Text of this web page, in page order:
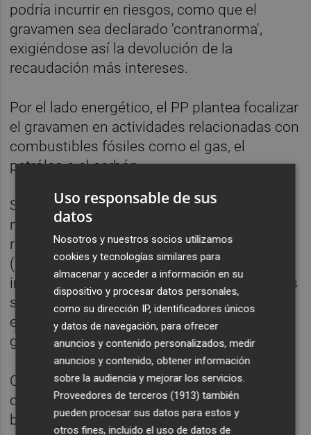
podría incurrir en riesgos, como que el
gravamen sea declarado 'contranorma',
exigiéndose así la devolución de la
recaudación más intereses.
Por el lado energético, el PP plantea focalizar
el gravamen en actividades relacionadas con
combustibles fósiles como el gas, el
petróleo o el carbón.
Sin embargo, aboga por sacar a la banca del
nuevo gravamen y para ello esgrime el
reciente informe del Banco Central Europeo
(BCE), que se mostró crítico sobre el
impuesto español. En opinión del PP, los dos
socios del Gobierno de coalición deberían
escuchar a la autoridad monetaria y retirar el
gravamen.
Como alternativa, los 'populares' sugieren la
creación de un fondo de aportaciones de la
banca que sustituiría al impuesto, así como
Uso responsable de sus
datos
Nosotros y nuestros socios utilizamos
cookies y tecnologías similares para
almacenar y acceder a información en su
dispositivo y procesar datos personales,
como su dirección IP, identificadores únicos
y datos de navegación, para ofrecer
anuncios y contenido personalizados, medir
anuncios y contenido, obtener información
sobre la audiencia y mejorar los servicios.
Proveedores de terceros (1913) también
pueden procesar sus datos para estos y
otros fines, incluido el uso de datos de